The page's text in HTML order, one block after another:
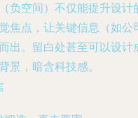
负空间）不仅能提升设计
焦点，让关键信息（如公
出。留白处甚至可以设计
景，暗含科技感。